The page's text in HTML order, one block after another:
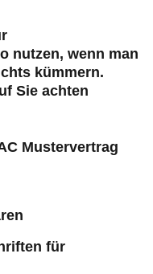
nutzen, wenn man
kümmern.
Sie achten
Mustervertrag
für